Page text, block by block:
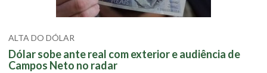
ALTA DO DÓLAR
Dólar sobe ante real com exterior e audiência de
Campos Neto no radar